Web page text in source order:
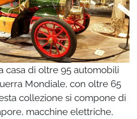
casa di oltre 95 automobili
Mondiale, con oltre 65
collezione si compone di
macchine elettriche,